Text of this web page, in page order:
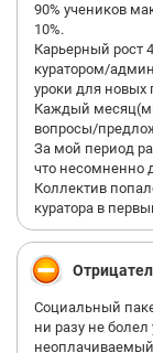
90% учеников
10%.
Карьерный рост
куратором/
уроки для новых
Каждый
вопросы/
За мой период
что несомненно
Коллектив
куратора в
Социальный
ни разу не
неоплачиваемый